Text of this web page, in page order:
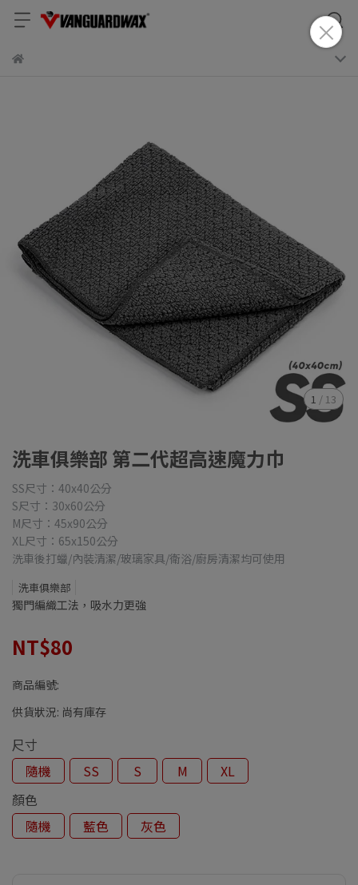
1 / 13
洗車俱樂部 第二代超高速魔力巾
SS尺寸：40x40公分
S尺寸：30x60公分
M尺寸：45x90公分
XL尺寸：65x150公分
洗車後打蠟/內裝清潔/玻璃家具/衛浴/廚房清潔均可使用
洗車俱樂部
獨門編織工法，吸水力更強
NT$80
商品編號:
供貨狀況: 尚有庫存
尺寸
隨機
SS S M
XL
顏色
隨機
藍色 灰色